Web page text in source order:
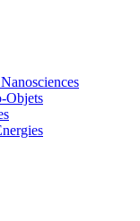
Objets